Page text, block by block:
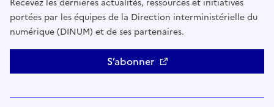
portées par les équipes de la Direction interministérielle du
numérique (DINUM) et de ses partenaires.
S’abonner